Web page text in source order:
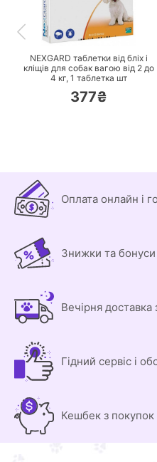
ПЕРЕЙТИ
NEXGARD таблетки від бліх і
кліщів для собак вагою від 2 до
4 кг, 1 таблетка шт
377₴
Оплата онлайн і
Знижки та бонуси
Вечірня
Гідний сервіс і
Кешбек з покупок